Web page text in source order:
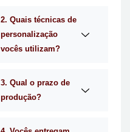
2. Quais técnicas de
personalização
vocês utilizam?
3. Qual o prazo de
produção?